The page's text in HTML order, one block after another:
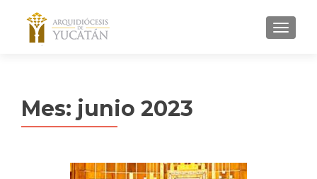
MENU
Mes: junio 2023